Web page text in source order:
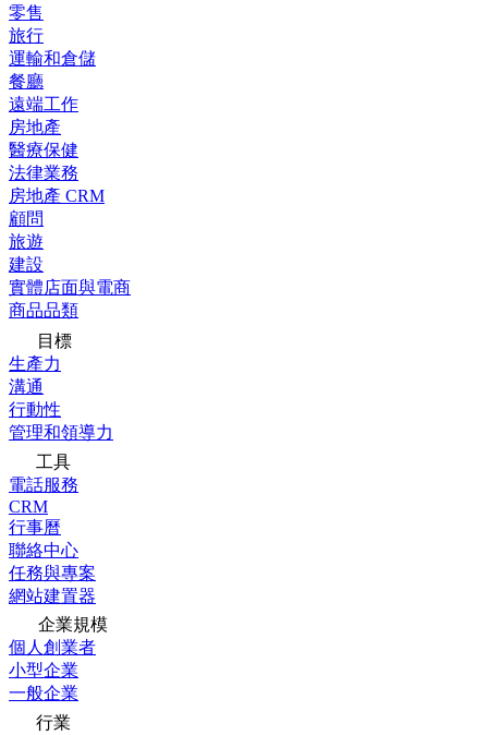
零售
旅行
運輸和倉儲
餐廳
遠端工作
房地產
醫療保健
法律業務
房地產 CRM
顧問
旅遊
建設
實體店面與電商
商品品類
目標
生產力
溝通
行動性
管理和領導力
工具
電話服務
CRM
行事曆
聯絡中心
任務與專案
網站建置器
企業規模
個人創業者
小型企業
一般企業
行業